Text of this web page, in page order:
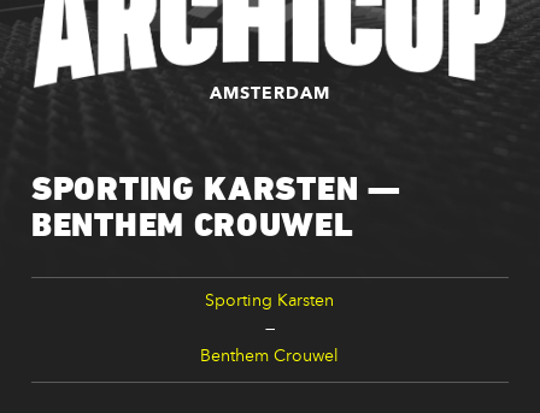
AMSTERDAM
SPORTING KARSTEN —
BENTHEM CROUWEL
Sporting Karsten
—
Benthem Crouwel